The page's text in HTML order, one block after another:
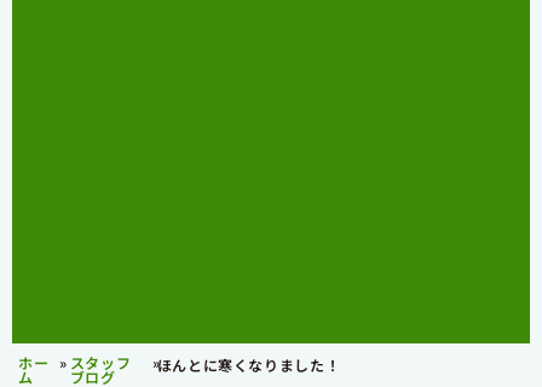
ホー
ム
» スタッフ
ブログ
»ほんとに寒くなりました！